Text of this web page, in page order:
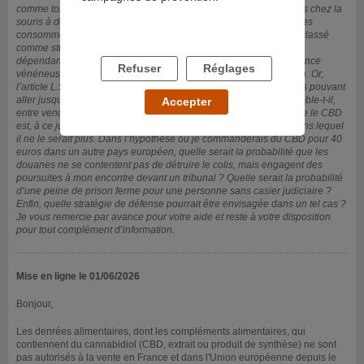
comme toxique pour la reproduction, sur la base d’études menées chez la
souris à des doses extrêmement élevées, bien supérieures à celles
consommées par l’humain. Le CBD ne peut, en tant que tel, être classé
comme stupéfiant, puisqu’il ne provoque ni effet euphorisant ni
dépendance. En revanche, il pourrait être classé comme « substance
vénéneuse » en raison de ses effets potentiels sur la reproduction. Or,
l’article L.5432-1 du Code de la santé publique prévoit des peines pouvant
aller jusqu’à 5 ans d’emprisonnement ferme, sans distinguer, semble-t-il,
entre vendeurs et simples consommateurs. Je tiens à préciser que le CBD
est, à ce jour, autorisé. Ma question porte sur un scénario futur dans lequel
il ne le serait plus. Dans l’hypothèse où je commanderais du CBD pour 40
euros dans un autre pays européen, quelle serait la probabilité que les
douanes ne se contentent pas de détruire le colis, mais engagent des
poursuites à mon encontre devant un tribunal ? Quelle serait la probabilité
d’une peine de prison ferme pour une personne sans casier judiciaire ?
Enfin, quelle stratégie de défense pourrait être envisagée dans un tel cas ?
Je vous remercie par avance pour votre aide et reste à votre disposition
pour tout complément d’information.
Mise en ligne le 01/06/2026
Bonjour,
Les denrées alimentaires, dont les compléments alimentaires, qui
contiennent du cannabidiol (CBD, extrait ou produit de synthèse) ne sont
pas autorisés à la vente en France et dans l'Union européenne depuis le
Refuser Réglages
Accepter